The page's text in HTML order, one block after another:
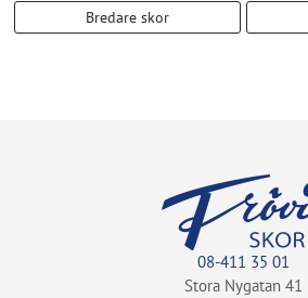
Bredare skor
08-411 35 01
Stora Nygatan 41